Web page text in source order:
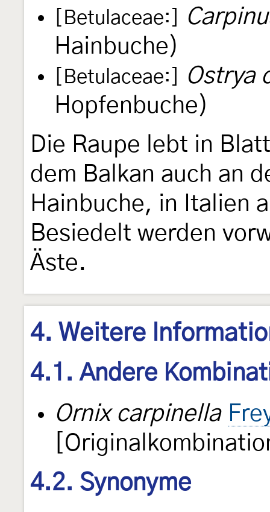
[Betulaceae:]
Hainbuche)
[Betulaceae:]
Ostrya
Hopfenbuche)
Die Raupe lebt in
dem Balkan auch an
Hainbuche, in Italien
Besiedelt werden
Äste.
4. Weitere
4.1. Andere
Ornix carpinella
4.2. Synonyme